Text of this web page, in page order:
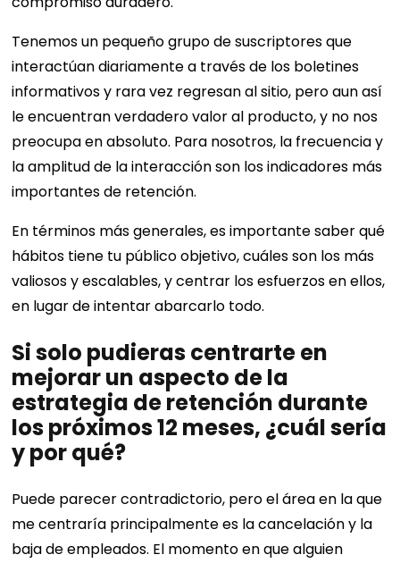
Tenemos un pequeño grupo de suscriptores que
interactúan diariamente a través de los boletines
informativos y rara vez regresan al sitio, pero aun así
le encuentran verdadero valor al producto, y no nos
preocupa en absoluto. Para nosotros, la frecuencia y
la amplitud de la interacción son los indicadores más
importantes de retención.
En términos más generales, es importante saber qué
hábitos tiene tu público objetivo, cuáles son los más
valiosos y escalables, y centrar los esfuerzos en ellos,
en lugar de intentar abarcarlo todo.
Si solo pudieras centrarte en
mejorar un aspecto de la
estrategia de retención durante
los próximos 12 meses, ¿cuál sería
y por qué?
Puede parecer contradictorio, pero el área en la que
me centraría principalmente es la cancelación y la
baja de empleados. El momento en que alguien